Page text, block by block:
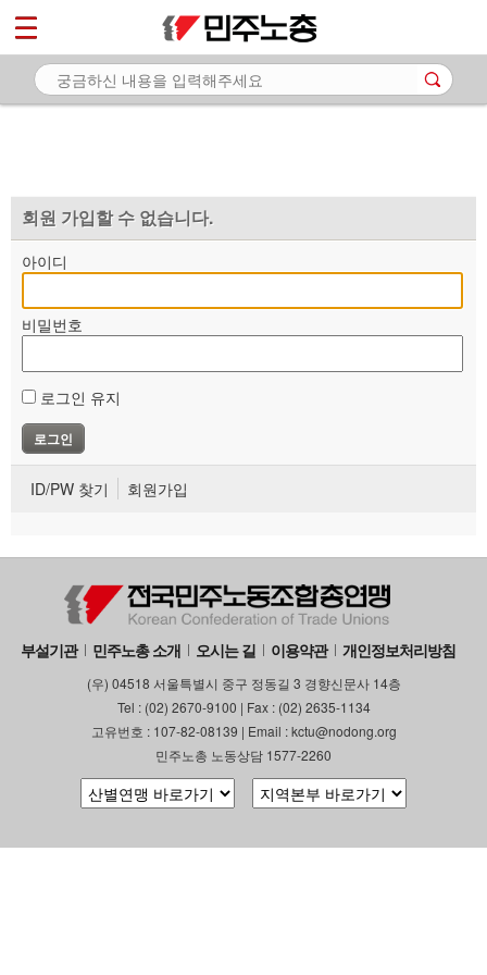
회원 가입할 수 없습니다.
아이디
비밀번호
로그인 유지
ID/PW 찾기 회원가입
부설기관 민주노총 소개 오시는 길 이용약관 개인정보처리방침
(우) 04518 서울특별시 중구 정동길 3 경향신문사 14층
Tel : (02) 2670-9100 | Fax : (02) 2635-1134
고유번호 : 107-82-08139 | Email : kctu@nodong.org
민주노총 노동상담 1577-2260
마이페이지
소개
자료
부설기관